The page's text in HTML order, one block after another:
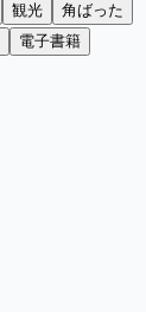
観光
角ばった
電子書籍